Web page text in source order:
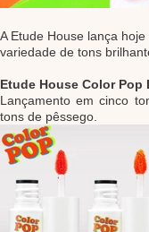
A Etude House lança
variedade de tons
Etude House Color Pop
Lançamento em cinco
tons de pêssego.